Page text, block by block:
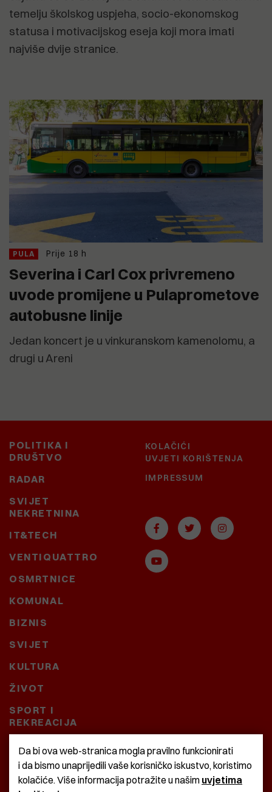
temelju školskog uspjeha, socio-ekonomskog
statusa i motivacijskog eseja koji mora imati
najviše dvije stranice.
PULA Prije 18 h
Severina i Carl Cox privremeno
uvode promijene u Pulaprometove
autobusne linije
Jedan koncert je u vinkuranskom kamenolomu, a
drugi u Areni
POLITIKA I
DRUŠTVO
RADAR
SVIJET
NEKRETNINA
IT&TECH
VENTIQUATTRO
OSMRTNICE
KOMUNAL
BIZNIS
SVIJET
KULTURA
ŽIVOT
SPORT I
REKREACIJA
CRNA KRONIKA
BAŠTARDINI I PRAVI
KRASNA ZEMLJA
KOLAČIĆI
UVJETI KORIŠTENJA
IMPRESSUM
Da bi ova web-stranica mogla pravilno funkcionirati
i da bismo unaprijedili vaše korisničko iskustvo, koristimo
kolačiće. Više informacija potražite u našim uvjetima